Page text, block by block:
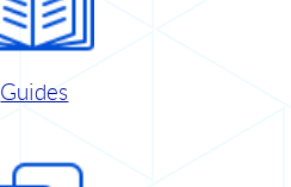
Guides